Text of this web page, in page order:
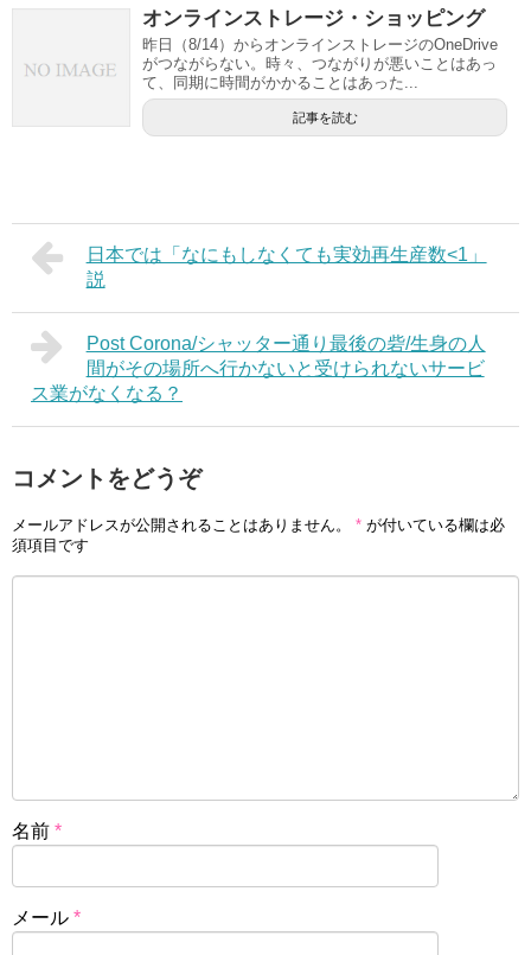
オンラインストレージ・ショッピング
昨日（8/14）からオンラインストレージのOneDrive
がつながらない。時々、つながりが悪いことはあっ
て、同期に時間がかかることはあった...
記事を読む
日本では「なにもしなくても実効再生産数<1」
説
Post Corona/シャッター通り最後の砦/生身の人
間がその場所へ行かないと受けられないサービ
ス業がなくなる？
コメントをどうぞ
メールアドレスが公開されることはありません。 * が付いている欄は必
須項目です
名前 *
メール *